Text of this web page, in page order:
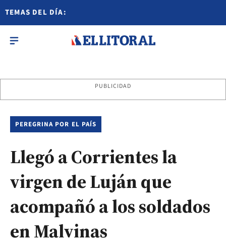
TEMAS DEL DÍA:
PUBLICIDAD
PEREGRINA POR EL PAÍS
Llegó a Corrientes la
virgen de Luján que
acompañó a los soldados
en Malvinas